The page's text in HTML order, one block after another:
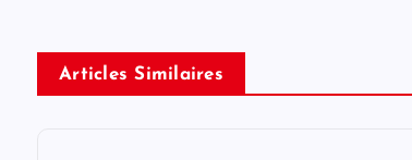
n
a
Articles Similaires